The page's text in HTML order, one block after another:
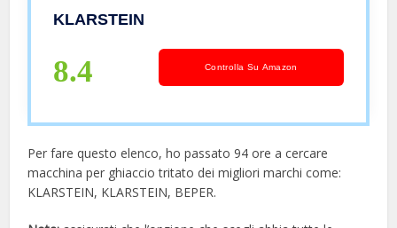
Shaved Ice, Touch, Afflusso Idrico con
Serbatoio: 3 L
KLARSTEIN
8.4 Controlla Su Amazon
Per fare questo elenco, ho passato 94 ore a cercare
macchina per ghiaccio tritato dei migliori marchi come:
KLARSTEIN, KLARSTEIN, BEPER.